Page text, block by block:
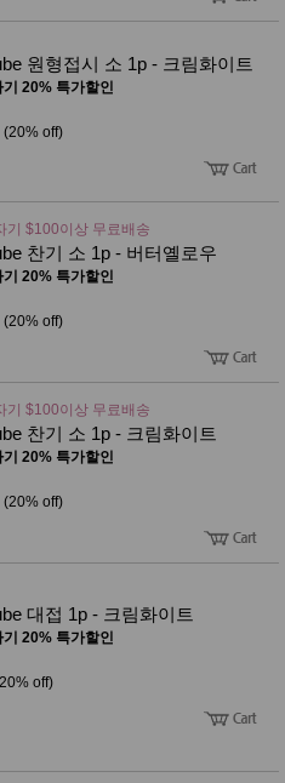
원형접시 소 1p - 크림화이트
기 20% 특가할인
(20% off)
기 $100이상 무료배송
찬기 소 1p - 버터옐로우
기 20% 특가할인
(20% off)
기 $100이상 무료배송
찬기 소 1p - 크림화이트
기 20% 특가할인
(20% off)
대접 1p - 크림화이트
기 20% 특가할인
off)